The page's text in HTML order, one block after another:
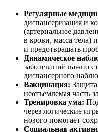
Регулярные
диспансеризация и
(артериальное
в крови, масса тела)
и предотвращать
Динамическое
заболеваний важно
диспансерного
Вакцинация:
неотъемлемая часть
Тренировка ума:
через логические
нового помогает
Социальная